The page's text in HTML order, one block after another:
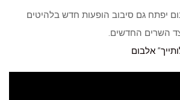
יפתח גם סיבוב הופעות חדש בלהיטים
השרים החדשים.
” אלבום